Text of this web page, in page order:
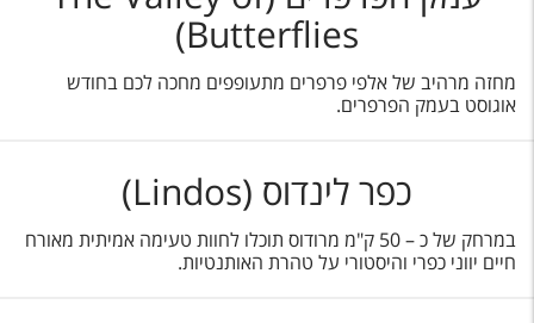
Butterflies)
מחזה מרהיב של אלפי פרפרים מתעופפים מחכה לכם בחודש
אוגוסט בעמק הפרפרים.
כפר לינדוס (Lindos)
במרחק של כ – 50 ק"מ מרודוס תוכלו לחוות טעימה אמיתית מאורח
חיים יווני כפרי והיסטורי על טהרת האותנטיות.